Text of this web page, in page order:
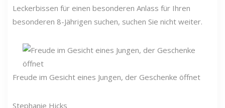
Leckerbissen für einen besonderen Anlass für Ihren
besonderen 8-Jährigen suchen, suchen Sie nicht weiter.
Freude im Gesicht eines Jungen, der Geschenke öffnet
Stephanie Hicks